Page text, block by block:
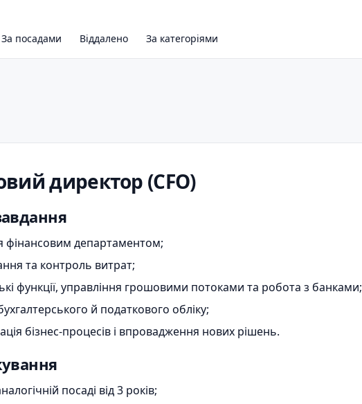
За посадами Віддалено За категоріями
директор (CFO)
фінансовим департаментом;
та контроль витрат;
функції, управління грошовими потоками та робота з банками;
й податкового обліку;
бізнес-процесів і впровадження нових рішень.
посаді від 3 років;